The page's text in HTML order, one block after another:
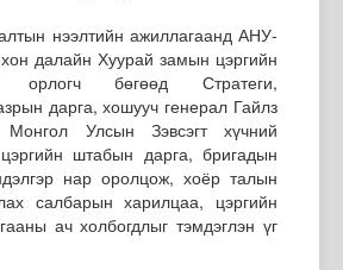
нээлтийн ажиллагаанд АНУ-
далайн Хуурай замын цэргийн
орлогч бөгөөд Стратеги,
дарга, хошууч генерал Гайлз
Улсын Зэвсэгт хүчний
штабын дарга, бригадын
нар оролцож, хоёр талын
салбарын харилцаа, цэргийн
ач холбогдлыг тэмдэглэн үг